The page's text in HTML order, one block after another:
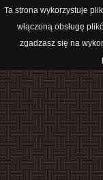
Ta strona wykorzystuje
włączoną obsługę
zgadzasz się na